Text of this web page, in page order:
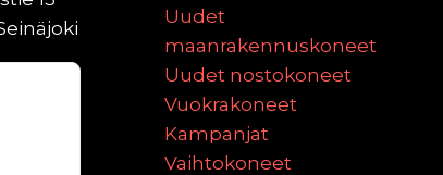
Uudet
maanrakennuskoneet
Uudet nostokoneet
Vuokrakoneet
Kampanjat
Vaihtokoneet